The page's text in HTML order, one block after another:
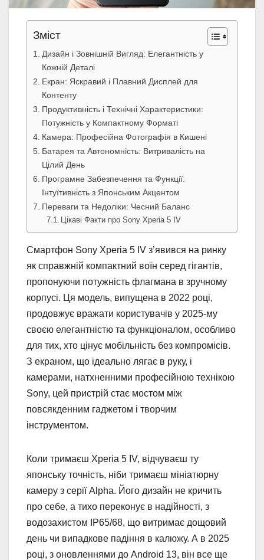
Зміст
Дизайн і Зовнішній Вигляд: Елегантність у
Кожній Деталі
Екран: Яскравий і Плавний Дисплей для
Контенту
Продуктивність і Технічні Характеристики:
Потужність у Компактному Форматі
Камера: Професійна Фотографія в Кишені
Батарея та Автономність: Витривалість на
Цілий День
Програмне Забезпечення та Функції:
Інтуїтивність з Японським Акцентом
Переваги та Недоліки: Чесний Баланс
Цікаві Факти про Sony Xperia 5 IV
Смартфон Sony Xperia 5 IV з’явився на ринку
як справжній компактний воїн серед гігантів,
пропонуючи потужність флагмана в зручному
корпусі. Ця модель, випущена в 2022 році,
продовжує вражати користувачів у 2025-му
своєю елегантністю та функціоналом, особливо
для тих, хто цінує мобільність без компромісів.
З екраном, що ідеально лягає в руку, і
камерами, натхненними професійною технікою
Sony, цей пристрій стає мостом між
повсякденним гаджетом і творчим
інструментом.
Коли тримаєш Xperia 5 IV, відчуваєш ту
японську точність, ніби тримаєш мініатюрну
камеру з серії Alpha. Його дизайн не кричить
про себе, а тихо переконує в надійності, з
водозахистом IP65/68, що витримає дощовий
день чи випадкове падіння в калюжу. А в 2025
році, з оновленнями до Android 13, він все ще